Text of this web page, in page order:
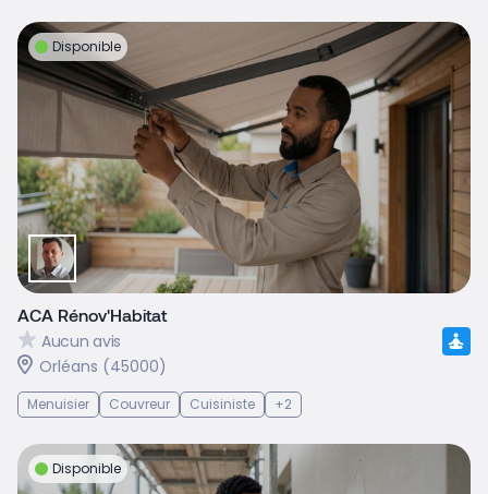
Disponible
ACA Rénov'Habitat
Aucun avis
Orléans (45000)
Menuisier Couvreur Cuisiniste +2
Disponible